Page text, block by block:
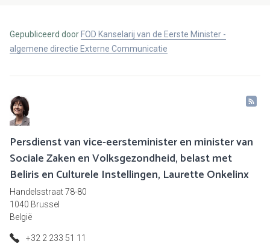
Gepubliceerd door FOD Kanselarij van de Eerste Minister -
algemene directie Externe Communicatie
Persdienst van vice-eersteminister en minister van
Sociale Zaken en Volksgezondheid, belast met
Beliris en Culturele Instellingen, Laurette Onkelinx
Handelsstraat 78-80
1040 Brussel
België
+32 2 233 51 11